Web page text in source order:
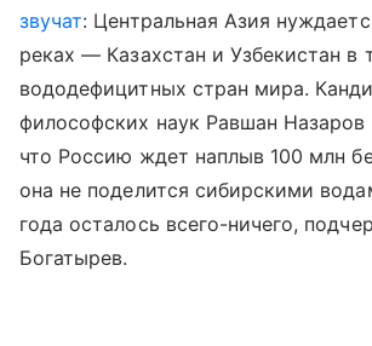
звучат: Центральная Азия
реках — Казахстан и Узбекистан в
вододефицитных стран мира.
философских наук Равшан Назаров
что Россию ждет наплыв 100 млн
она не поделится сибирскими
года осталось всего-ничего,
Богатырев.